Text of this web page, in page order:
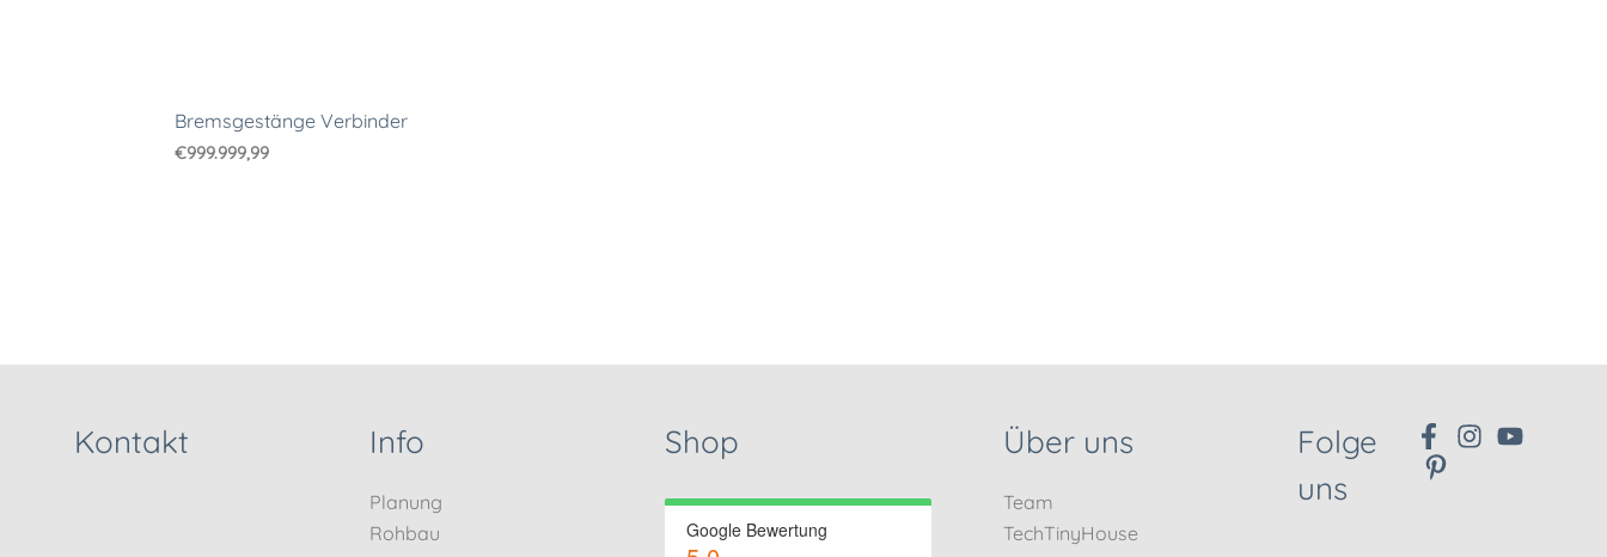
Bremsgestänge Verbinder
€999.999,99
Kontakt Info
Planung
Rohbau
Shop
Google Bewertung
Über uns
Team
TechTinyHouse
Folge
uns